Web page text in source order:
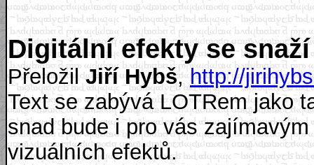
Digitální efekty se
PřeložilJiří Hybš,http://
Text se zabývá LOTRem jako
snad bude i pro vás
vizuálních efektů.